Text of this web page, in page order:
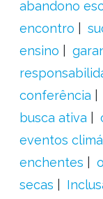
abandono
encontro
ensino
conferência
busca ativa
eventos
enchentes
secas